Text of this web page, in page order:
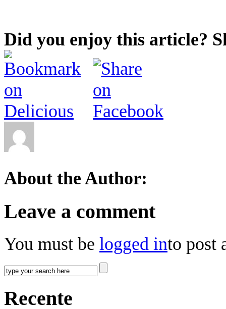
Did you enjoy this article?
About the Author:
Leave a comment
You must be logged into post
Recente